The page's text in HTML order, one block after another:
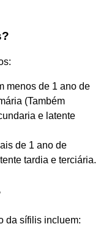
menos de 1 ano de
(Também
e latente
de 1 ano de
tardia e terciária.
da sífilis incluem: